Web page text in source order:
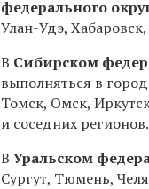
федерального
Улан-Удэ,
В Сибирском
выполняться в
Томск, Омск,
и соседних регионов.
ВУральском
Сургут, Тюмень,